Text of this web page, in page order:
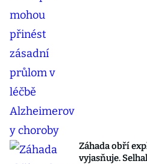
Záhada obří
vyjasňuje.